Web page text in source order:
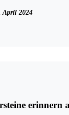
April 2024
erinnern